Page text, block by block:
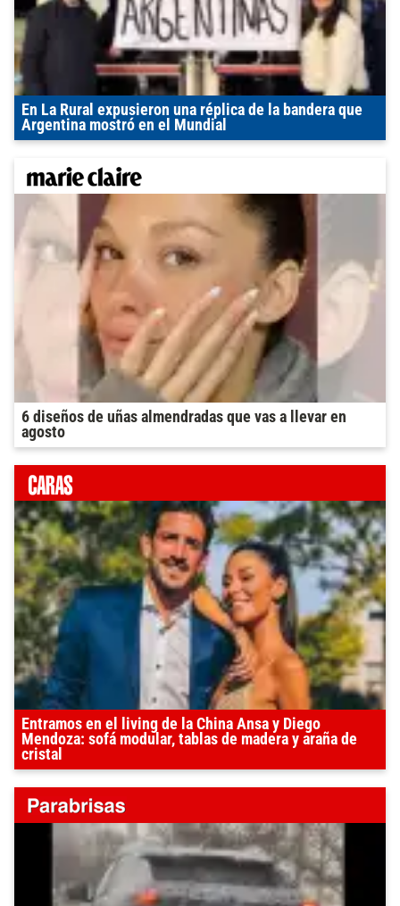
En La Rural expusieron una réplica de la bandera que
Argentina mostró en el Mundial
6 diseños de uñas almendradas que vas a llevar en
agosto
Entramos en el living de la China Ansa y Diego
Mendoza: sofá modular, tablas de madera y araña de
cristal